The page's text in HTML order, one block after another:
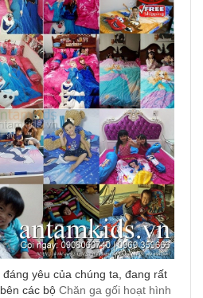
đáng yêu của chúng ta, đang rất
bên các bộ Chăn ga gối hoạt hình